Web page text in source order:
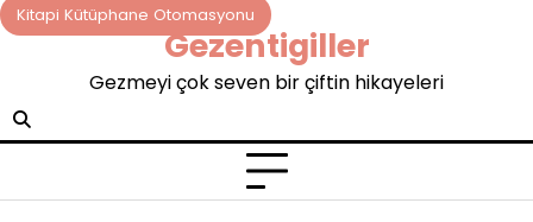
Skip
to
Kitapi Kütüphane Otomasyonu
Gezentigiller
Gezmeyi çok seven bir çiftin hikayeleri